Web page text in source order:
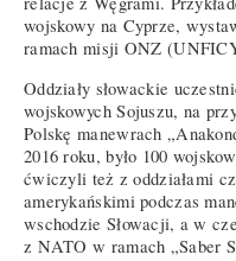
wojskowy na Cyprze,
ramach misji ONZ
Oddziały słowackie
wojskowych Sojuszu, na
Polskę manewrach
2016 roku, było 100
ćwiczyli też z oddziałami
amerykańskimi podczas
wschodzie Słowacji, a w
z NATO w ramach „Saber